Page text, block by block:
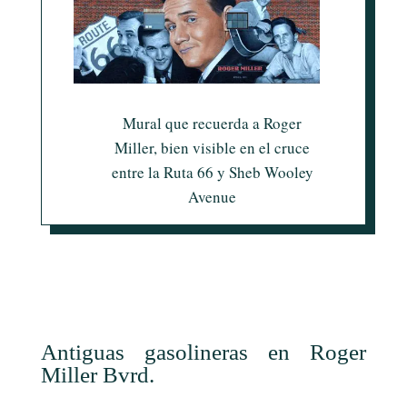
Mural que recuerda a Roger
Miller, bien visible en el cruce
entre la Ruta 66 y Sheb Wooley
Avenue
Antiguas gasolineras en Roger
Miller Bvrd.